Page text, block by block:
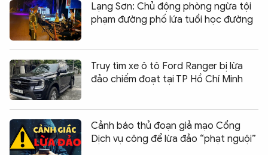
Lạng Sơn: Chủ động phòng ngừa tội
phạm đường phố lứa tuổi học đường
Truy tìm xe ô tô Ford Ranger bị lừa
đảo chiếm đoạt tại TP Hồ Chí Minh
Cảnh báo thủ đoạn giả mạo Cổng
Dịch vụ công để lừa đảo “phạt nguội”